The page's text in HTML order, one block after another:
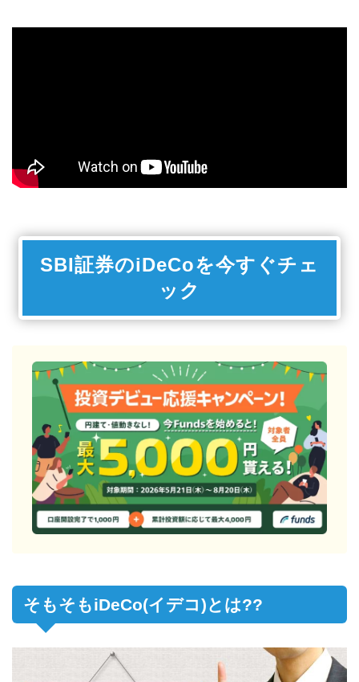
SBI証券のiDeCoを今すぐチェ
ック
そもそもiDeCo(イデコ)とは??